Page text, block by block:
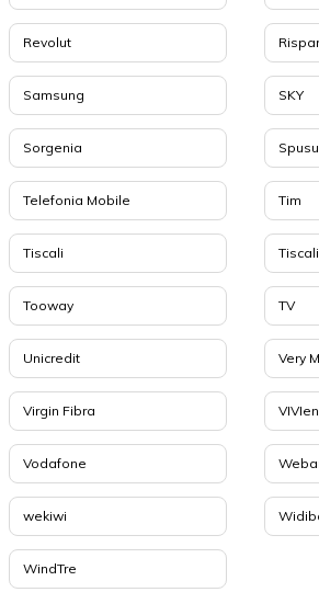
Revolut
Samsung SKY
Sorgenia Spusu
Telefonia Mobile Tim
Tiscali
Tooway TV
Unicredit Very
Virgin Fibra
Vodafone
wekiwi
WindTre